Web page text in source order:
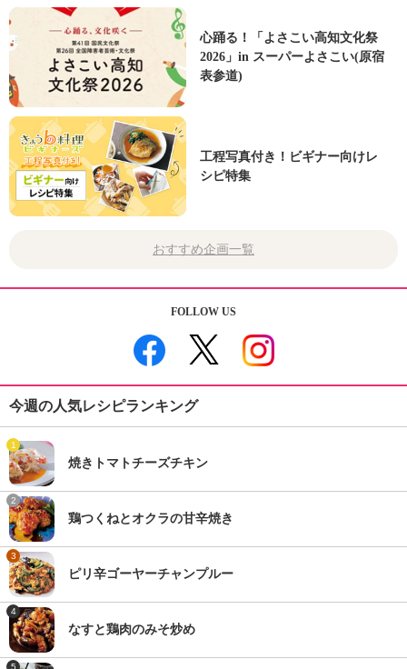
心踊る！「よさこい高知文化祭
2026」in スーパーよさこい(原宿
表参道)
工程写真付き！ビギナー向けレ
シピ特集
おすすめ企画一覧
FOLLOW US
今週の人気レシピランキング
1
焼きトマトチーズチキン
2
鶏つくねとオクラの甘辛焼き
3
ピリ辛ゴーヤーチャンプルー
4
なすと鶏肉のみそ炒め
5